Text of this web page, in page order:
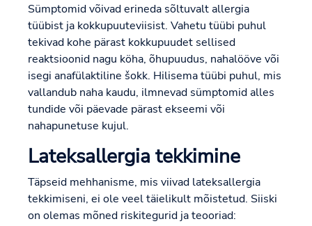
Sümptomid võivad erineda sõltuvalt allergia
tüübist ja kokkupuuteviisist. Vahetu tüübi puhul
tekivad kohe pärast kokkupuudet sellised
reaktsioonid nagu köha, õhupuudus, nahalööve või
isegi anafülaktiline šokk. Hilisema tüübi puhul, mis
vallandub naha kaudu, ilmnevad sümptomid alles
tundide või päevade pärast ekseemi või
nahapunetuse kujul.
Lateksallergia tekkimine
Täpseid mehhanisme, mis viivad lateksallergia
tekkimiseni, ei ole veel täielikult mõistetud. Siiski
on olemas mõned riskitegurid ja teooriad: